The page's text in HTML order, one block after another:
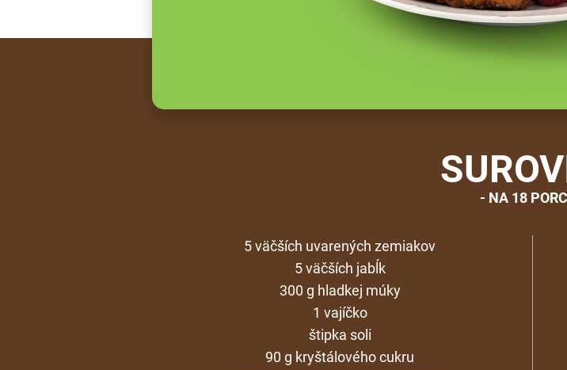
NA 18
5 väčších uvarených zemiakov
5 väčších jabĺk
300 g hladkej múky
1 vajíčko
štipka soli
90 g kryštálového cukru